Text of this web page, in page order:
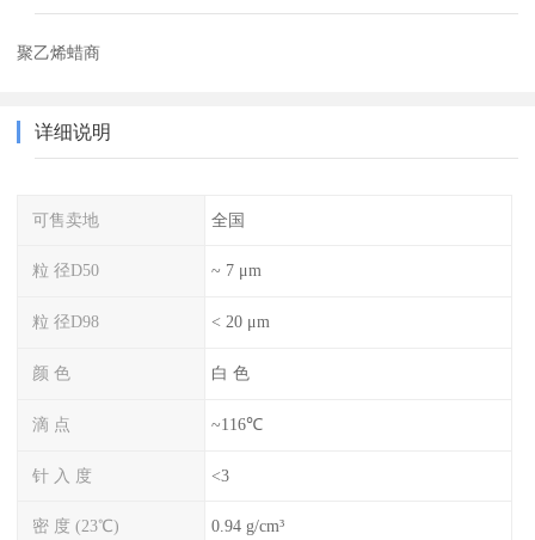
聚乙烯蜡商
详细说明
可售卖地 全国
粒 径D50 ~ 7 μm
粒 径D98 < 20 μm
颜 色 白 色
滴 点 ~116℃
针 入 度 <3
密 度 (23℃) 0.94 g/cm³